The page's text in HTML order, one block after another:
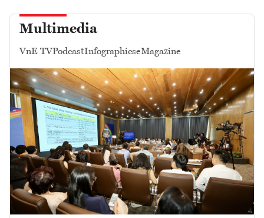
Multimedia
VnE TVPodcastInfographicseMagazine